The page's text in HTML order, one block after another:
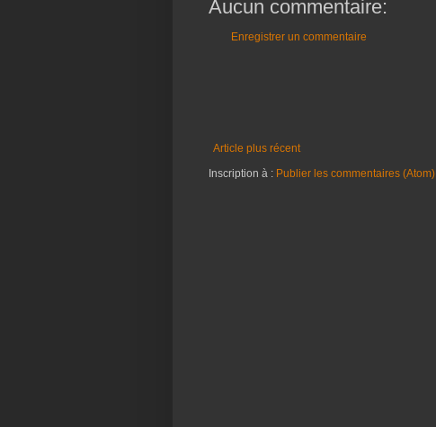
Aucun commentaire:
Enregistrer un commentaire
Article plus récent
Inscription à : Publier les commentaires (Atom)